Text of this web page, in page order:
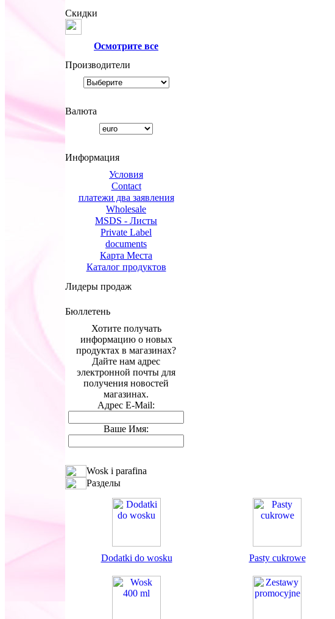
Скидки
Oсмотрите все
Производители
Валюта
Информация
Условия
Contact
платежи два заявления
Wholesale
MSDS - Листы
Private Label
documents
Карта Места
Каталог продуктов
Лидеры продаж
Бюллетень
Хотите получать
информацию о новых
продуктах в магазинах?
Дайте нам адрес
электронной почты для
получения новостей
магазинах.
Адрес E-Mail:
Ваше Имя:
Wosk i parafina
Разделы
Dodatki do wosku Pasty cukrowe